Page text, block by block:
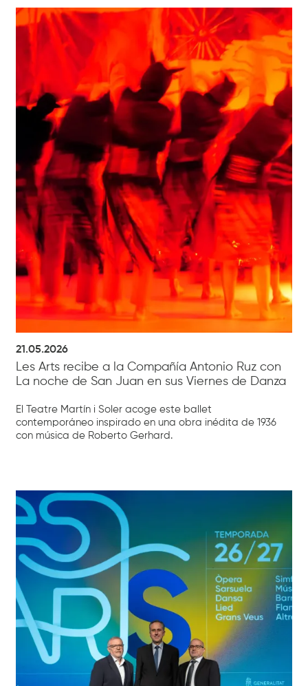
21.05.2026
Les Arts recibe a la Compañía Antonio Ruz con
La noche de San Juan en sus Viernes de Danza
El Teatre Martín i Soler acoge este ballet
contemporáneo inspirado en una obra inédita de 1936
con música de Roberto Gerhard.